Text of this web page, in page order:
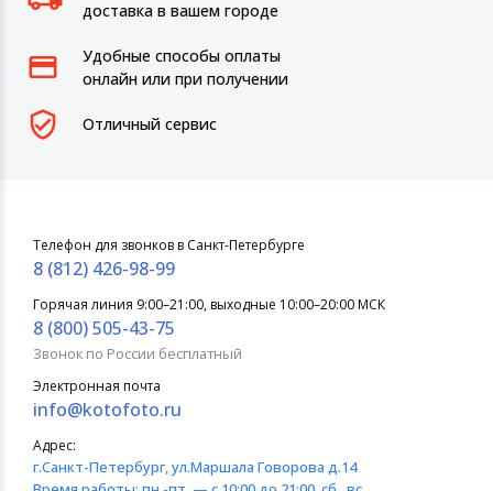
доставка в вашем городе
Удобные способы оплаты
онлайн или при получении
Отличный сервис
Телефон для звонков в Санкт-Петербурге
8 (812) 426-98-99
Горячая линия 9:00–21:00, выходные 10:00–20:00 МСК
8 (800) 505-43-75
Звонок по России бесплатный
Электронная почта
info@kotofoto.ru
Адрес:
г.Санкт-Петербург, ул.Маршала Говорова д.14